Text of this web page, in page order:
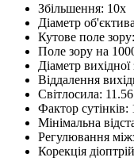
Збільшення: 10x
Діаметр
Кутове поле
Поле зору на
Діаметр
Віддалення
Світлосила: 11.56
Фактор сутінків:
Мінімальна
Регулювання
Корекція